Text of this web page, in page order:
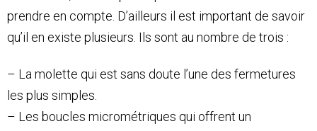
prendre en compte. D’ailleurs il est important de savoir
qu’il en existe plusieurs. Ils sont au nombre de trois :
– La molette qui est sans doute l’une des fermetures
les plus simples.
– Les boucles micrométriques qui offrent un